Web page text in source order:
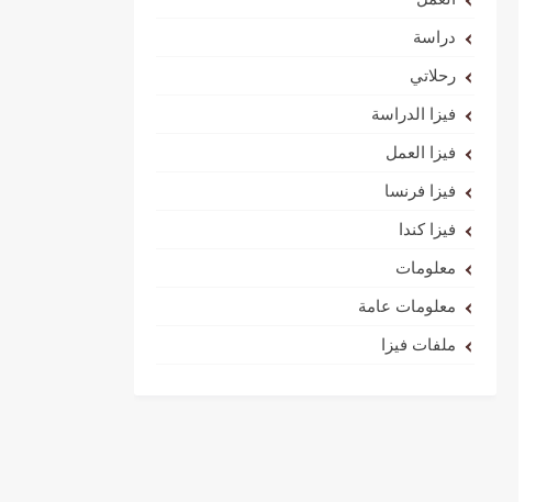
دراسة
رحلاتي
فيزا الدراسة
فيزا العمل
فيزا فرنسا
فيزا كندا
معلومات
معلومات عامة
ملفات فيزا